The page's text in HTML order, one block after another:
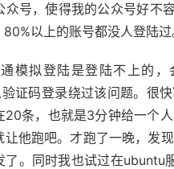
号，使得我的公众号好不
以上的账号都没人登陆
模拟登陆是登陆不上的
证码登录绕过该问题。很
20条，也就是3分钟给一个
他跑吧。才跑了一晚，发
了。同时我也试过在